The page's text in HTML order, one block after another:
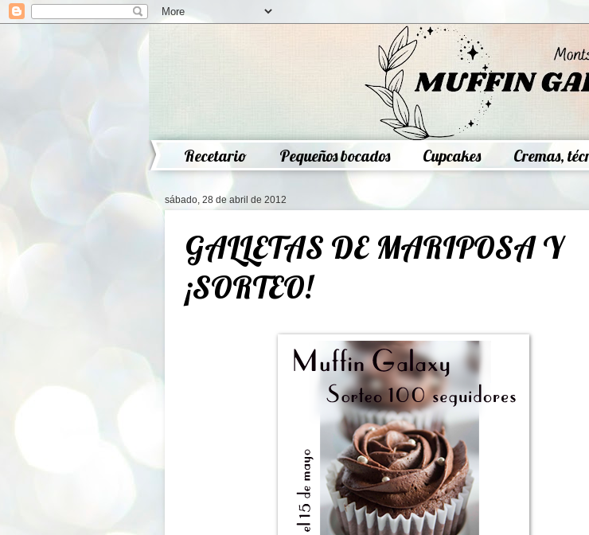
Recetario Pequeños bocados Cupcakes Cremas,
sábado, 28 de abril de 2012
GALLETAS DE MARIPOSA Y
¡SORTEO!